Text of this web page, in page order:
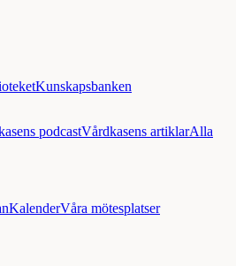
Kunskapsbanken
podcastVårdkasens artiklarAlla
KalenderVåra mötesplatser